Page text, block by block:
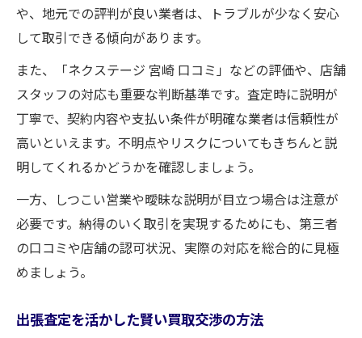
や、地元での評判が良い業者は、トラブルが少なく安心
して取引できる傾向があります。
また、「ネクステージ 宮崎 口コミ」などの評価や、店舗
スタッフの対応も重要な判断基準です。査定時に説明が
丁寧で、契約内容や支払い条件が明確な業者は信頼性が
高いといえます。不明点やリスクについてもきちんと説
明してくれるかどうかを確認しましょう。
一方、しつこい営業や曖昧な説明が目立つ場合は注意が
必要です。納得のいく取引を実現するためにも、第三者
の口コミや店舗の認可状況、実際の対応を総合的に見極
めましょう。
出張査定を活かした賢い買取交渉の方法